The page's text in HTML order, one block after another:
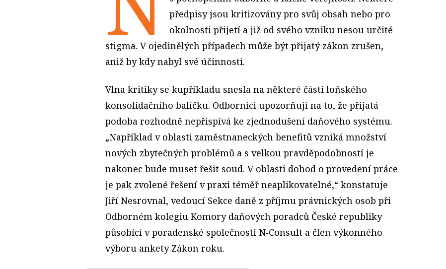
předpisy jsou kritizovány pro svůj obsah nebo pro
okolnosti přijetí a již od svého vzniku nesou určité
stigma. V ojedinělých případech může být přijatý zákon zrušen,
aniž by kdy nabyl své účinnosti.
Vlna kritiky se kupříkladu snesla na některé části loňského
konsolidačního balíčku. Odborníci upozorňují na to, že přijatá
podoba rozhodně nepřispívá ke zjednodušení daňového systému.
„Například v oblasti zaměstnaneckých benefitů vzniká množství
nových zbytečných problémů a s velkou pravděpodobností je
nakonec bude muset řešit soud. V oblasti dohod o provedení práce
je pak zvolené řešení v praxi téměř neaplikovatelné,“ konstatuje
Jiří Nesrovnal, vedoucí Sekce daně z příjmu právnických osob při
Odborném kolegiu Komory daňových poradců České republiky
působící v poradenské společnosti N‑Consult a člen výkonného
výboru ankety Zákon roku.